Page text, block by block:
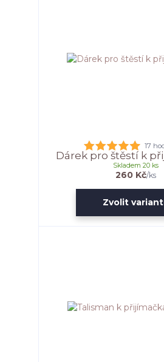
17
Dárek pro štěstí k
260 Kč/ks
Skladem 20 ks
Zvolit